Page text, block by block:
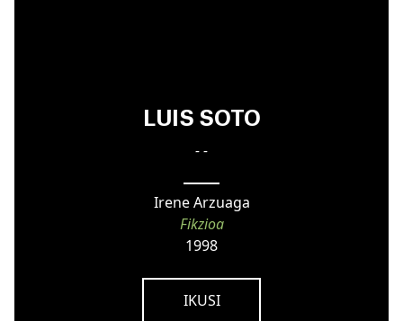
LUIS SOTO
- -
Irene Arzuaga
Fikzioa
1998
IKUSI